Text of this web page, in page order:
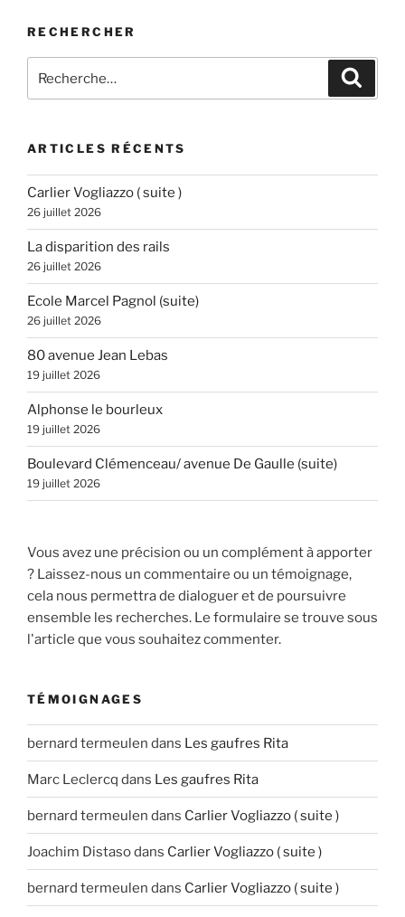
RECHERCHER
pour
ARTICLES RÉCENTS
Carlier Vogliazzo ( suite )
26 juillet 2026
La disparition des rails
26 juillet 2026
Ecole Marcel Pagnol (suite)
26 juillet 2026
80 avenue Jean Lebas
19 juillet 2026
Alphonse le bourleux
19 juillet 2026
Boulevard Clémenceau/ avenue De Gaulle (suite)
19 juillet 2026
Vous avez une précision ou un complément à apporter
? Laissez-nous un commentaire ou un témoignage,
cela nous permettra de dialoguer et de poursuivre
ensemble les recherches. Le formulaire se trouve sous
l'article que vous souhaitez commenter.
TÉMOIGNAGES
bernard termeulen dans Les gaufres Rita
Marc Leclercq dans Les gaufres Rita
bernard termeulen dans Carlier Vogliazzo ( suite )
Joachim Distasodans Carlier Vogliazzo ( suite )
bernard termeulen dans Carlier Vogliazzo ( suite )